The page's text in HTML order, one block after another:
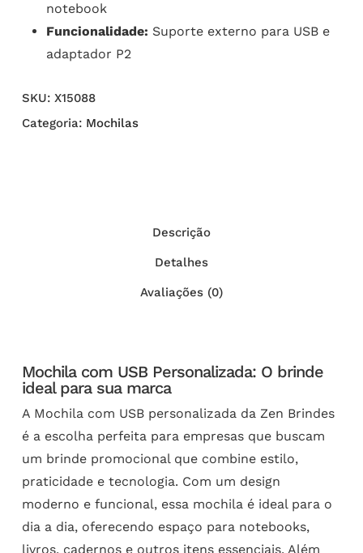
notebook
Funcionalidade: Suporte externo para USB e
adaptador P2
SKU: X15088
Categoria: Mochilas
Descrição
Detalhes
Avaliações (0)
Mochila com USB Personalizada: O brinde
ideal para sua marca
A Mochila com USB personalizada da Zen Brindes
é a escolha perfeita para empresas que buscam
um brinde promocional que combine estilo,
praticidade e tecnologia. Com um design
moderno e funcional, essa mochila é ideal para o
dia a dia, oferecendo espaço para notebooks,
livros, cadernos e outros itens essenciais. Além